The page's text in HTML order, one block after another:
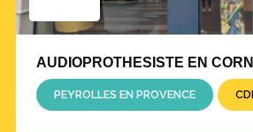
AUDIOPROTHESISTE EN
PEYROLLES EN PROVENCE CDI